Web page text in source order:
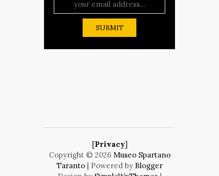
[Privacy]
Copyright © 2026 Museo Spartano
Taranto | Powered by Blogger